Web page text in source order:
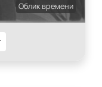
Облик времени